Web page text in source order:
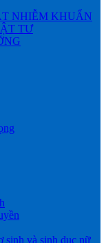
NHIỄM KHUẨN
TƯ
sinh và sinh dục nữ